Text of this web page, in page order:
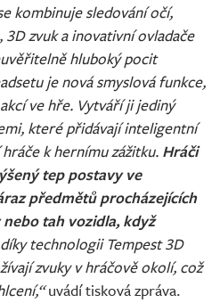
kombinuje sledování očí,
zvuk a inovativní ovladače
hluboký pocit
je nová smyslová funkce,
ve hře. Vytváří ji jediný
které přidávají inteligentní
k hernímu zážitku. Hráči
tep postavy ve
předmětů procházejících
tah vozidla, když
technologii Tempest 3D
zvuky v hráčově okolí, což
uvádí tisková zpráva.